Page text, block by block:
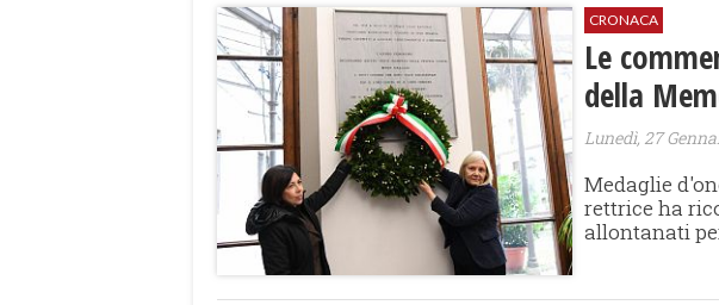
CRONACA
Le
della
Lunedì, 27
Medaglie
rettrice ha
allontanati